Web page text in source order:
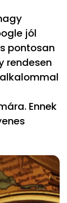
jól
pontosan
rendesen
Ennek